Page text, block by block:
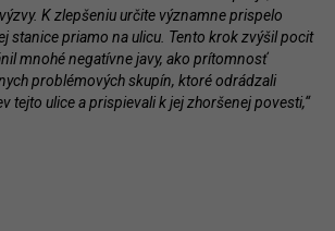
K zlepšeniu určite významne prispelo
stanice priamo na ulicu. Tento krok zvýšil pocit
mnohé negatívne javy, ako prítomnosť
problémových skupín, ktoré odrádzali
tejto ulice a prispievali k jej zhoršenej povesti,“